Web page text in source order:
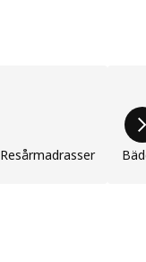
Resårmadrasser